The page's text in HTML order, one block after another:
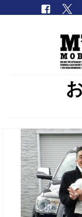
取扱車種一覧
在庫車一覧
M’sCollection
エムズオート
M’sCollection
エムズオート